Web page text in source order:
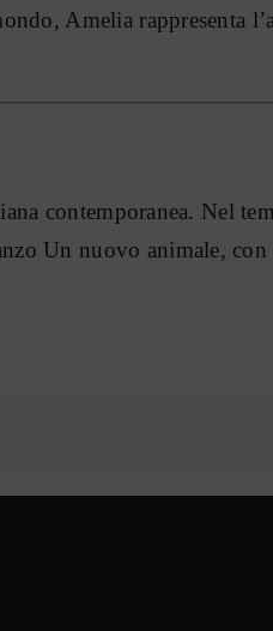
Amelia rappresenta
contemporanea. Nel
Un nuovo animale,